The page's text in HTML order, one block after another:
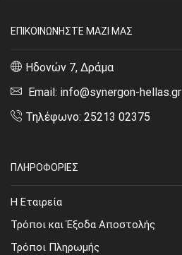
ΕΠΙΚΟΙΝΩΝΗΣΤΕ ΜΑΖΙ ΜΑΣ
Ηδονών 7, Δράμα
Email: info@synergon-hellas.gr
Τηλέφωνο: 25213 02375
ΠΛΗΡΟΦΟΡΙΕΣ
Η Εταιρεία
Τρόποι και Έξοδα Αποστολής
Τρόποι Πληρωμής